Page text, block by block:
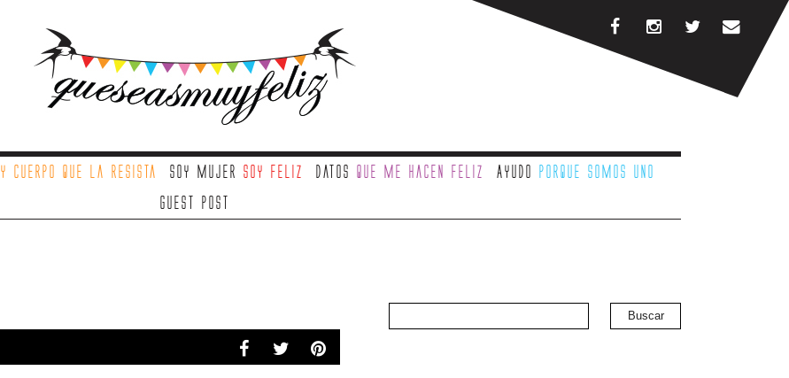
y cuerpo que la resista Soy mujer soy feliz Datos que me hacen feliz Ayudo porque somos uno
Guest Post
Buscar